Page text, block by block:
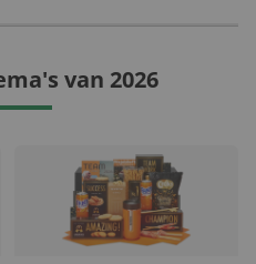
van 2026